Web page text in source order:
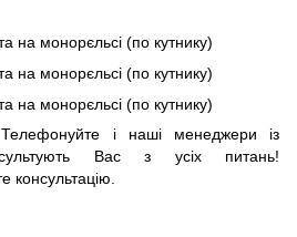
і наші менеджери із
Вас з усіх питань!
консультацію.